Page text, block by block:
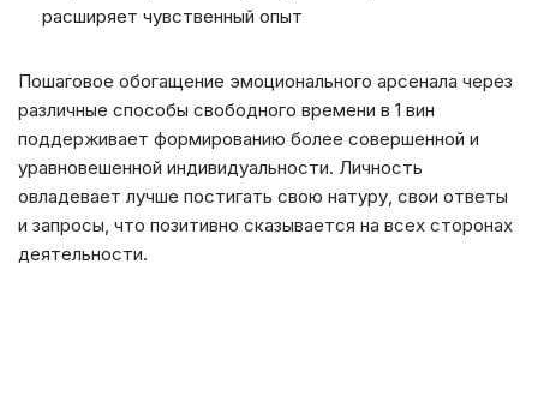
расширяет чувственный опыт
Пошаговое обогащение эмоционального арсенала через
различные способы свободного времени в 1 вин
поддерживает формированию более совершенной и
уравновешенной индивидуальности. Личность
овладевает лучше постигать свою натуру, свои ответы
и запросы, что позитивно сказывается на всех сторонах
деятельности.